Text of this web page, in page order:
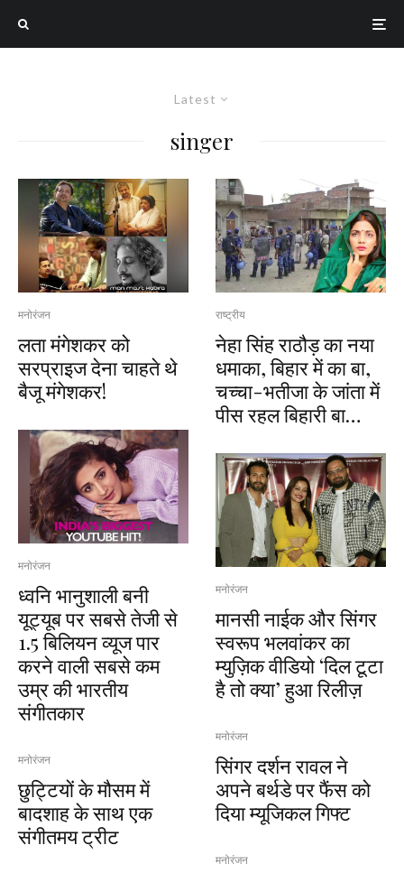
Latest
singer
मनोरंजन
लता मंगेशकर को
सरप्राइज देना चाहते थे
बैजू मंगेशकर!
मनोरंजन
ध्वनि भानुशाली बनी
यूट्यूब पर सबसे तेजी से
1.5 बिलियन व्यूज पार
करने वाली सबसे कम
उम्र की भारतीय
संगीतकार
मनोरंजन
छुट्टियों के मौसम में
बादशाह के साथ एक
संगीतमय ट्रीट
राष्ट्रीय
नेहा सिंह राठौड़ का नया
धमाका, बिहार में का बा,
चच्चा-भतीजा के जांता में
पीस रहल बिहारी बा…
मनोरंजन
मानसी नाईक और सिंगर
स्वरूप भलवांकर का
म्युज़िक वीडियो ‘दिल टूटा
है तो क्या’ हुआ रिलीज़
मनोरंजन
सिंगर दर्शन रावल ने
अपने बर्थडे पर फैंस को
दिया म्यूजिकल गिफ्ट
मनोरंजन